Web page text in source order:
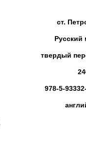
ст.
Русский
твердый
978-5-